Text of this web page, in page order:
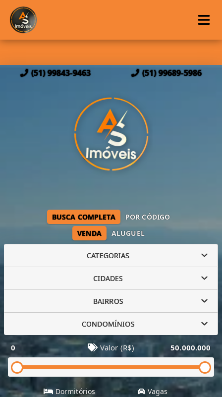
(51) 99843-9463 (51) 99689-5986
VENDA ALUGUEL
BUSCA COMPLETA POR CÓDIGO
CATEGORIAS
CIDADES
BAIRROS
CONDOMÍNIOS
0 Valor (R$) 50.000.000
Dormitórios Vagas